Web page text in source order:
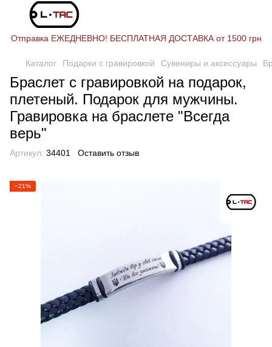
Отправка ЕЖЕДНЕВНО! БЕСПЛАТНАЯ ДОСТАВКА от 1500 грн
Каталог Подарки с гравировкой Сувениры и аксессуары
Браслет с гравировкой на подарок,
плетеный. Подарок для мужчины.
Гравировка на браслете "Всегда
верь"
Артикул: 34401 Оставить отзыв
−21%